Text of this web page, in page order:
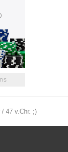
47 v.Chr. ;)